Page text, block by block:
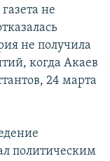
не
не получила
когда Акаев
24 марта
политическим